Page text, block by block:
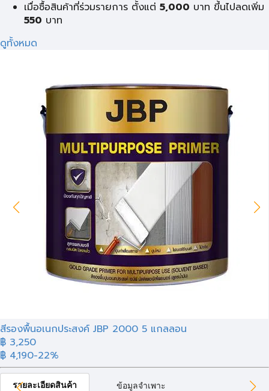
เมื่อซื้อสินค้าที่ร่วมรายการ ตั้งแต่ 5,000 บาท ขึ้นไปลดเพิ่ม
550 บาท
ดูทั้งหมด
สีรองพื้นอเนกประสงค์ JBP 2000 5 แกลลอน
฿ 3,250
฿ 4,190-22%
รายละเอียดสินค้า ข้อมูลจำเพาะ